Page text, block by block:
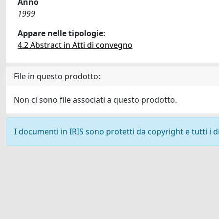
1999
Appare nelle tipologie:
4.2 Abstract in Atti di convegno
File in questo prodotto:
Non ci sono file associati a questo prodotto.
I documenti in IRIS sono protetti da copyright e tutti i